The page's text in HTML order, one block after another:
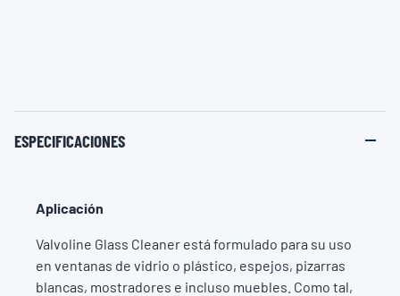
ESPECIFICACIONES
Aplicación
Valvoline Glass Cleaner está formulado para su uso
en ventanas de vidrio o plástico, espejos, pizarras
blancas, mostradores e incluso muebles. Como tal,